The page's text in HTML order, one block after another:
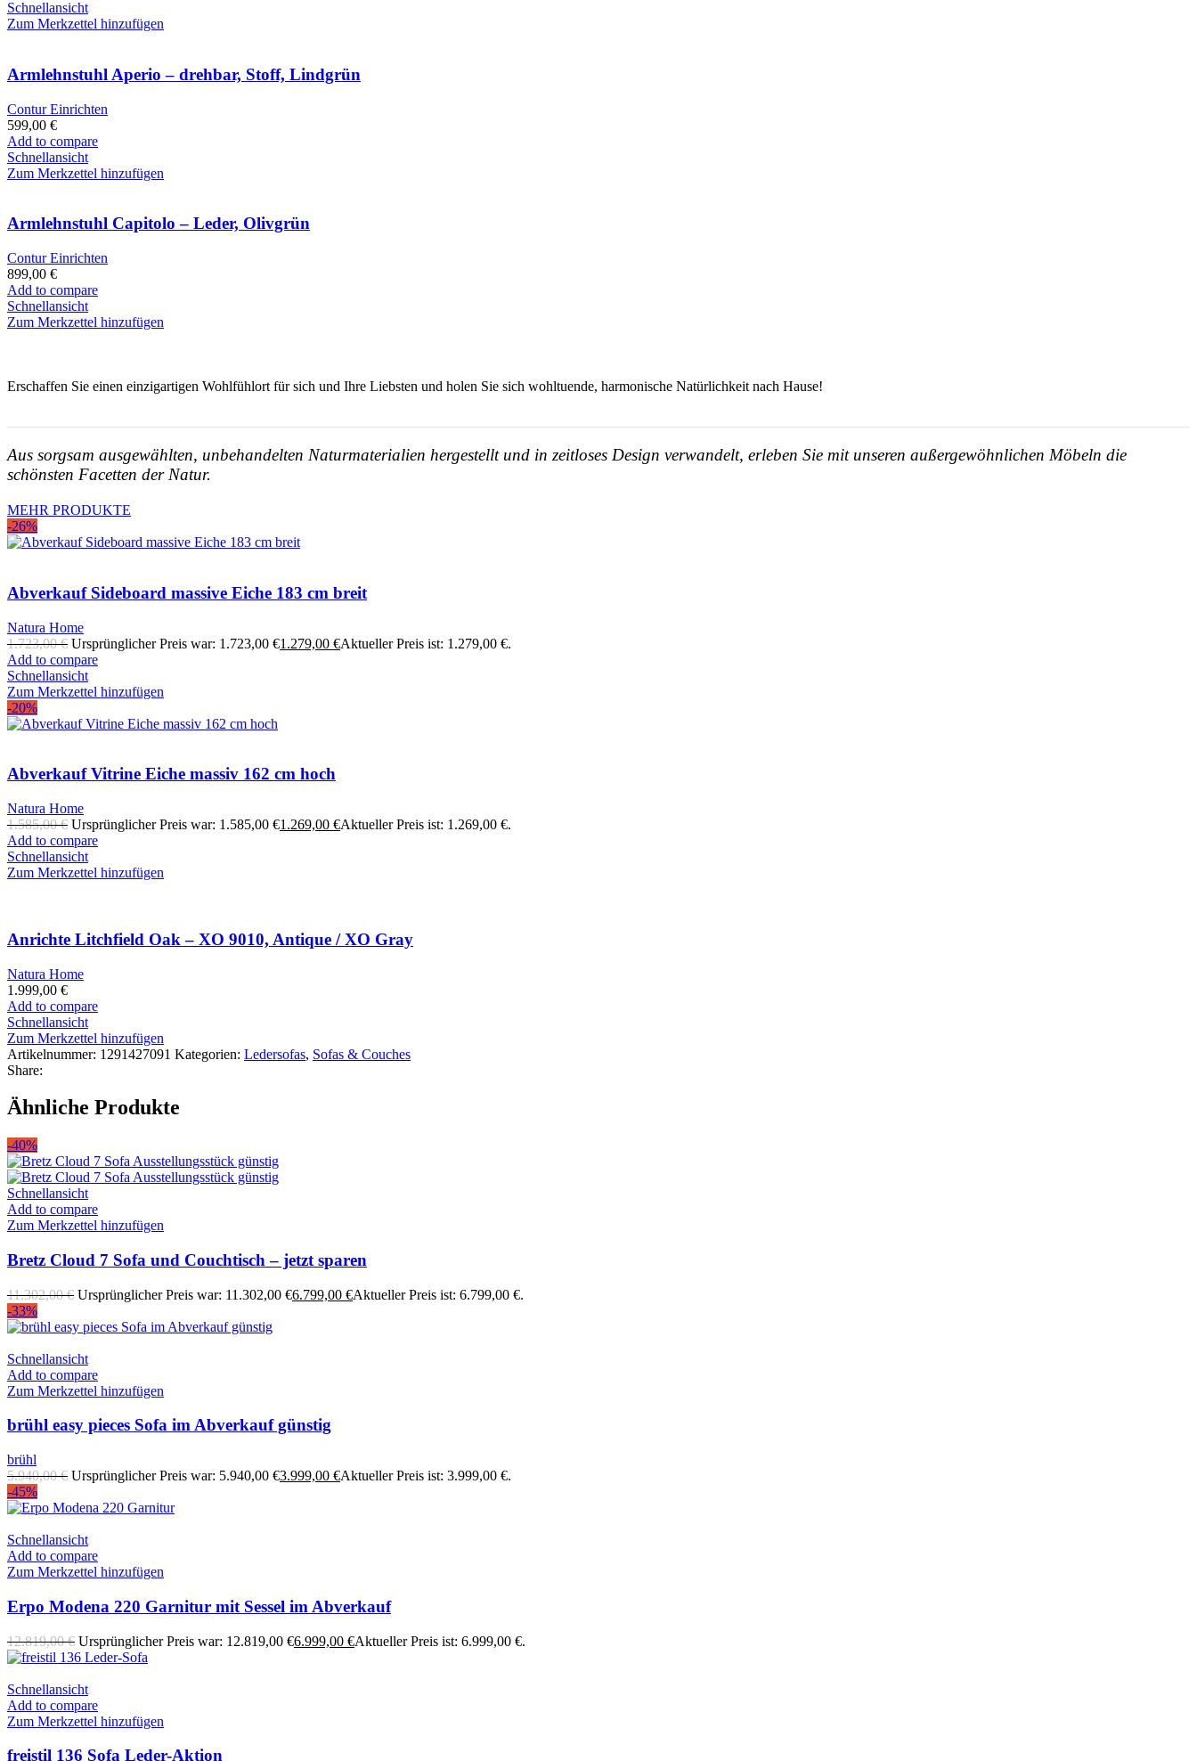
Schnellansicht
Zum Merkzettel hinzufügen
Armlehnstuhl Aperio – drehbar, Stoff, Lindgrün
Contur Einrichten
599,00 €
Add to compare
Schnellansicht
Zum Merkzettel hinzufügen
Armlehnstuhl Capitolo – Leder, Olivgrün
Contur Einrichten
899,00 €
Add to compare
Schnellansicht
Zum Merkzettel hinzufügen
Erschaffen Sie einen einzigartigen Wohlfühlort für sich und Ihre Liebsten und holen Sie sich wohltuende, harmonische Natürlichkeit nach Hause!
Aus sorgsam ausgewählten, unbehandelten Naturmaterialien hergestellt und in zeitloses Design verwandelt, erleben Sie mit unseren außergewöhnlichen Möbeln die
schönsten Facetten der Natur.
MEHR PRODUKTE
-26%
Abverkauf Sideboard massive Eiche 183 cm breit
Natura Home
1.723,00€ Ursprünglicher Preis war: 1.723,00 €1.279,00 €Aktueller Preis ist: 1.279,00 €.
Add to compare
Schnellansicht
Zum Merkzettel hinzufügen
-20%
Abverkauf Vitrine Eiche massiv 162 cm hoch
Natura Home
1.585,00€ Ursprünglicher Preis war: 1.585,00 €1.269,00 €Aktueller Preis ist: 1.269,00 €.
Add to compare
Schnellansicht
Zum Merkzettel hinzufügen
Anrichte Litchfield Oak – XO 9010, Antique / XO Gray
Natura Home
1.999,00 €
Add to compare
Schnellansicht
Zum Merkzettel hinzufügen
Artikelnummer: 1291427091 Kategorien: Ledersofas, Sofas & Couches
Share:
Ähnliche Produkte
-40%
Schnellansicht
Add to compare
Zum Merkzettel hinzufügen
Bretz Cloud 7 Sofa und Couchtisch – jetzt sparen
11.302,00€ Ursprünglicher Preis war: 11.302,00 €6.799,00 €Aktueller Preis ist: 6.799,00 €.
-33%
Schnellansicht
Add to compare
Zum Merkzettel hinzufügen
brühl easy pieces Sofa im Abverkauf günstig
brühl
5.940,00€ Ursprünglicher Preis war: 5.940,00 €3.999,00 €Aktueller Preis ist: 3.999,00 €.
-45%
Schnellansicht
Add to compare
Zum Merkzettel hinzufügen
Erpo Modena 220 Garnitur mit Sessel im Abverkauf
12.819,00€ Ursprünglicher Preis war: 12.819,00 €6.999,00 €Aktueller Preis ist: 6.999,00 €.
Schnellansicht
Add to compare
Zum Merkzettel hinzufügen
freistil 136 Sofa Leder-Aktion